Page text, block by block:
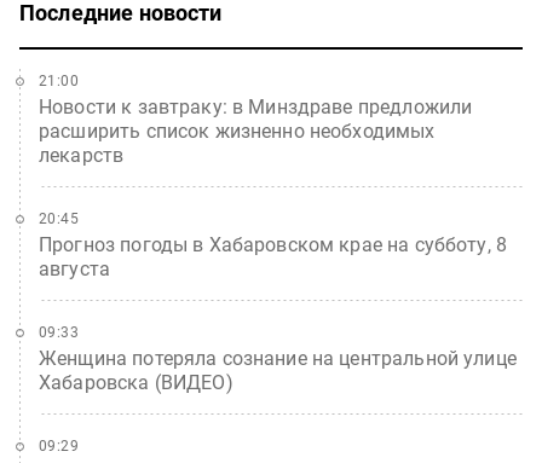
Последние новости
Новости к завтраку: в Минздраве предложили
расширить список жизненно необходимых
лекарств
21:00
Прогноз погоды в Хабаровском крае на субботу, 8
августа
20:45
Женщина потеряла сознание на центральной улице
Хабаровска (ВИДЕО)
09:33
09:29